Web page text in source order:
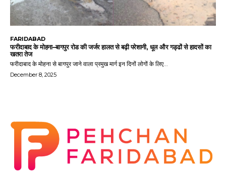
FARIDABAD
फरीदाबाद के मोहना–बागपुर रोड की जर्जर हालत से बढ़ी परेशानी, धूल और गड्ढों से हादसों का
खतरा तेज
फरीदाबाद के मोहना से बागपुर जाने वाला प्रमुख मार्ग इन दिनों लोगों के लिए...
December 8, 2025